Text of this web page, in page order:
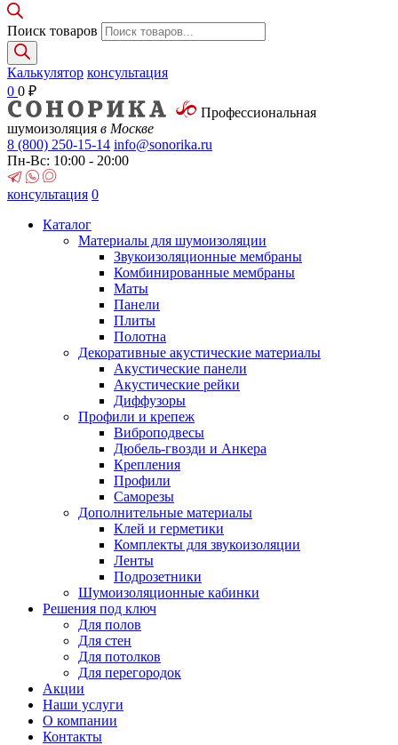
Поиск товаров
Калькулятор консультация
0 0 ₽
Профессиональная
шумоизоляция в Москве
8 (800) 250-15-14 info@sonorika.ru
Пн-Вс: 10:00 - 20:00
консультация 0
Каталог
Материалы для шумоизоляции
Звукоизоляционные мембраны
Комбинированные мембраны
Маты
Панели
Плиты
Полотна
Декоративные акустические материалы
Акустические панели
Акустические рейки
Диффузоры
Профили и крепеж
Виброподвесы
Дюбель-гвозди и Анкера
Крепления
Профили
Саморезы
Дополнительные материалы
Клей и герметики
Комплекты для звукоизоляции
Ленты
Подрозетники
Шумоизоляционные кабинки
Решения под ключ
Для полов
Для стен
Для потолков
Для перегородок
Акции
Наши услуги
О компании
Контакты